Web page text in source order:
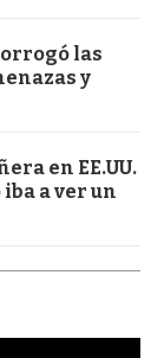
las
y
en EE.UU.
a ver un